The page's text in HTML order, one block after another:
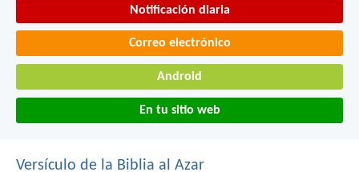
Notificación diaria
Correo electrónico
Android
En tu sitio web
Versículo de la Biblia al Azar